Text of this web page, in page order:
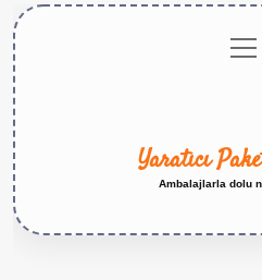
aç
Yaratıcı
Ambalajlarla dolu